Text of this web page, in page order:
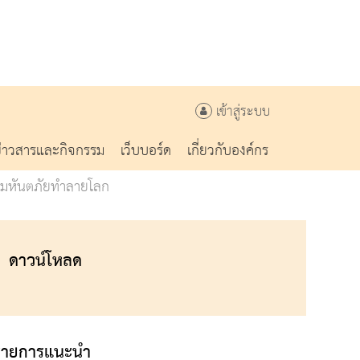
เข้าสู่ระบบ
วสารและกิจกรรม เว็บบอร์ด
เกี่ยวกับองค์กร
หันตภัยทำลายโลก
ดาวน์โหลด
ยการแนะนำ